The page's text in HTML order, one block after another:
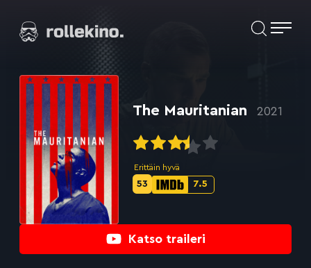
suoraan
Elokuvat ja elokuva-arviot | Rollekino.fi
jälkeen.
Katso traileri
The Mauritanian 2021
Erittäin hyvä
IMDb-
7.5
Metascore-
53